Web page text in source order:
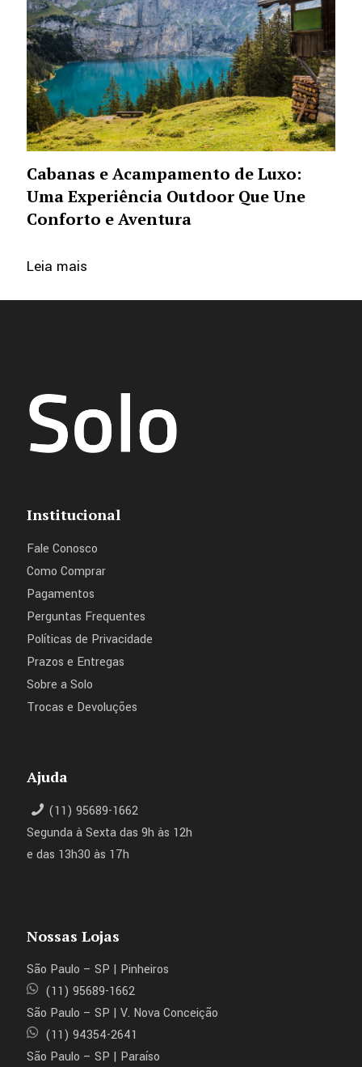
Cabanas e Acampamento de Luxo:
Uma Experiência Outdoor Que Une
Conforto e Aventura
Leia mais
Institucional
Fale Conosco
Como Comprar
Pagamentos
Perguntas Frequentes
Políticas de Privacidade
Prazos e Entregas
Sobre a Solo
Trocas e Devoluções
Ajuda
(11) 95689-1662
Segunda à Sexta das 9h às 12h
e das 13h30 às 17h
Nossas Lojas
São Paulo – SP | Pinheiros
(11) 95689-1662
São Paulo – SP | V. Nova Conceição
(11) 94354-2641
São Paulo – SP | Paraíso